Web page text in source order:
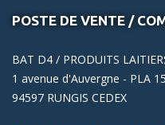
POSTE DE VENTE /
BAT D4 / PRODUITS
1 avenue d'Auvergne - PLA
94597 RUNGIS CEDEX